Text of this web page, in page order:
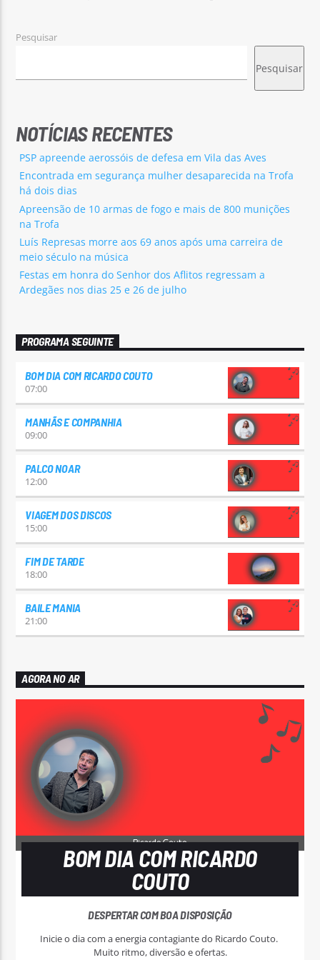
Pesquisar
Pesquisar
NOTÍCIAS RECENTES
PSP apreende aerossóis de defesa em Vila das Aves
Encontrada em segurança mulher desaparecida na Trofa
há dois dias
Apreensão de 10 armas de fogo e mais de 800 munições
na Trofa
Luís Represas morre aos 69 anos após uma carreira de
meio século na música
Festas em honra do Senhor dos Aflitos regressam a
Ardegães nos dias 25 e 26 de julho
PROGRAMA SEGUINTE
BOM DIA COM RICARDO COUTO
07:00
MANHÃS E COMPANHIA
09:00
PALCO NOAR
12:00
VIAGEM DOS DISCOS
15:00
FIM DE TARDE
18:00
BAILE MANIA
21:00
AGORA NO AR
BOM DIA COM RICARDO
COUTO
DESPERTAR COM BOA DISPOSIÇÃO
Inicie o dia com a energia contagiante do Ricardo Couto.
Muito ritmo, diversão e ofertas.